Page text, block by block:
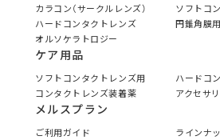
カラコン（サークルレンズ）
ソフトコ
ハードコンタクトレンズ
円錐角膜用
オルソケラトロジー
ケア用品
ソフトコンタクトレンズ用
ハードコ
コンタクトレンズ装着薬
アクセサ
メルスプラン
ご利用ガイド
ラインナ